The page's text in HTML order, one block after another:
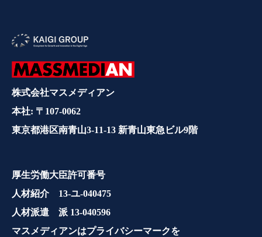
株式会社マスメディアン
本社: 〒107-0062
東京都港区南青山3-11-13 新青山東急ビル9階
厚生労働大臣許可番号
人材紹介 13-ユ-040475
人材派遣 派 13-040596
マスメディアンはプライバシーマークを